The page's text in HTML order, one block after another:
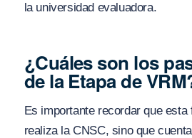
la universidad evaluadora.
¿Cuáles son los
de la Etapa de
Es importante recordar que esta
realiza la CNSC, sino que